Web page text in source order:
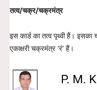
तत्व/चक्र/चक्रमंत्र
इस कार्ड का तत्व पृथ्वी हैं।
एकाक्षरी चक्रमंत्र ‘रं’ हैं।